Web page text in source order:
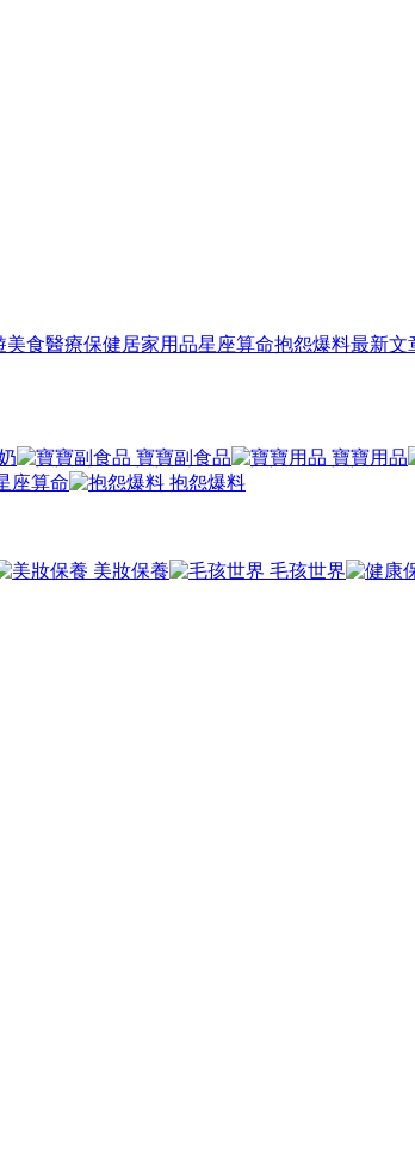
美食醫療保健居家用品星座算命抱怨爆料最新文
寶寶副食品 寶寶用品
座算命 抱怨爆料
美妝保養 毛孩世界